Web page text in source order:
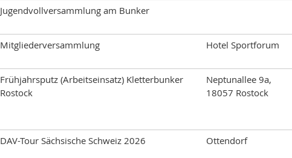
Jugendvollversammlung am Bunker
Mitgliederversammlung Hotel Sportforum
Frühjahrsputz (Arbeitseinsatz) Kletterbunker
Rostock
Neptunallee 9a,
18057 Rostock
DAV-Tour Sächsische Schweiz 2026 Ottendorf